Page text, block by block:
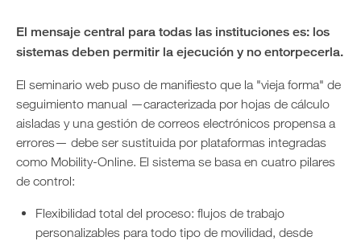
El mensaje central para todas las instituciones es: los
sistemas deben permitir la ejecución y no entorpecerla.
El seminario web puso de manifiesto que la "vieja forma" de
seguimiento manual —caracterizada por hojas de cálculo
aisladas y una gestión de correos electrónicos propensa a
errores— debe ser sustituida por plataformas integradas
como Mobility-Online. El sistema se basa en cuatro pilares
de control:
Flexibilidad total del proceso: flujos de trabajo
personalizables para todo tipo de movilidad, desde